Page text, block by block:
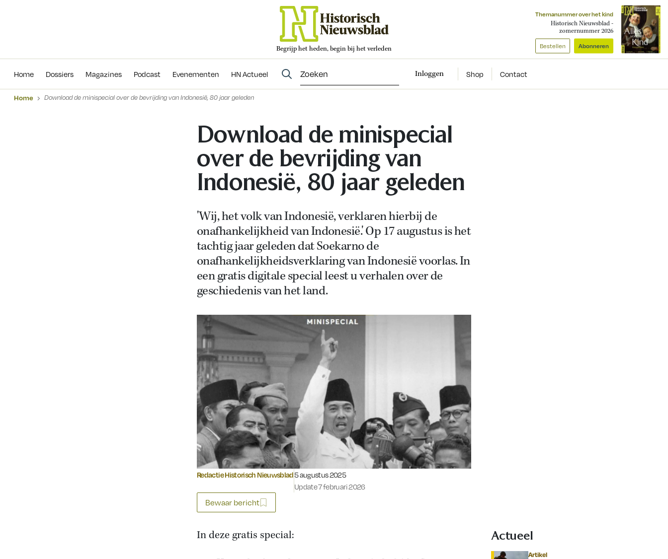
Begrijp het heden, begin bij het verleden
Themanummer over het kind
Historisch Nieuwsblad -
zomernummer 2026
Bestellen Abonneren
Home Dossiers Magazines Podcast Evenementen HN Actueel Inloggen Shop Contact
Evenementen
Home Download de minispecial over de bevrijding van Indonesië, 80 jaar geleden
Download de minispecial
over de bevrijding van
Indonesië, 80 jaar geleden
'Wij, het volk van Indonesië, verklaren hierbij de
onafhankelijkheid van Indonesië.' Op 17 augustus is het
tachtig jaar geleden dat Soekarno de
onafhankelijkheidsverklaring van Indonesië voorlas. In
een gratis digitale special leest u verhalen over de
geschiedenis van het land.
Redactie Historisch NieuwsbladGepubliceerd op:
5 augustus 2025
Update 7 februari 2026
Bewaar bericht
In deze gratis special: Actueel
Artikel